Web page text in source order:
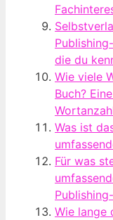
die du
Wie viele
Buch?
Was ist
Für was
Wie lange